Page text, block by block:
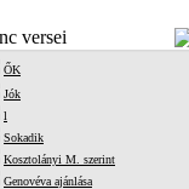
versei
ŐK
Jók
l
Sokadik
Kosztolányi M. szerint
Genovéva ajánlása